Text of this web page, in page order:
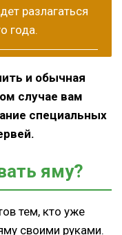
разлагаться
года.
и обычная
случае вам
специальных
яму?
тем, кто уже
своими руками.